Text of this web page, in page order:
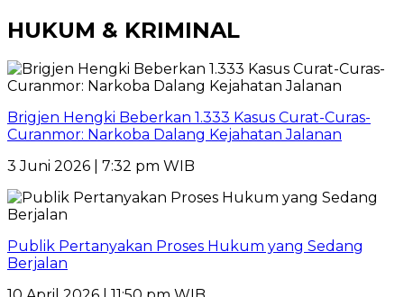
HUKUM & KRIMINAL
Brigjen Hengki Beberkan 1.333 Kasus Curat-Curas-
Curanmor: Narkoba Dalang Kejahatan Jalanan
3 Juni 2026 | 7:32 pm WIB
Publik Pertanyakan Proses Hukum yang Sedang
Berjalan